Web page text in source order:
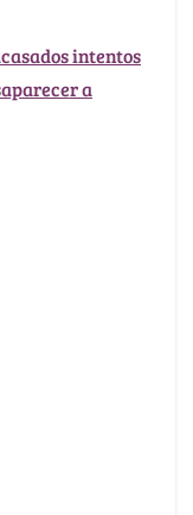
intentos
a